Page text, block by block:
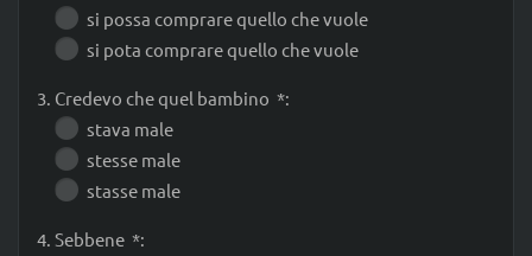
si possa comprare quello che vuole
si pota comprare quello che vuole
3. Credevo che quel bambino *:
stava male
stesse male
stasse male
4. Sebbene *: